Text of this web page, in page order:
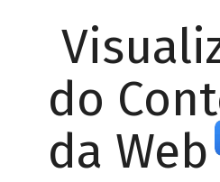
do
da Web